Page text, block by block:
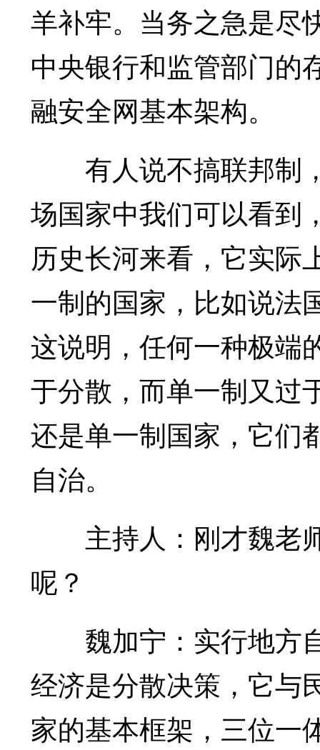
羊补牢。当务之急是尽
中央银行和监管部门的
融安全网基本架构。
有人说不搞联邦制
场国家中我们可以看到
历史长河来看，它实际
一制的国家，比如说法
这说明，任何一种极端
于分散，而单一制又过
还是单一制国家，它们
自治。
主持人：刚才魏老
呢？
魏加宁：实行地方
经济是分散决策，它与
家的基本框架，三位一